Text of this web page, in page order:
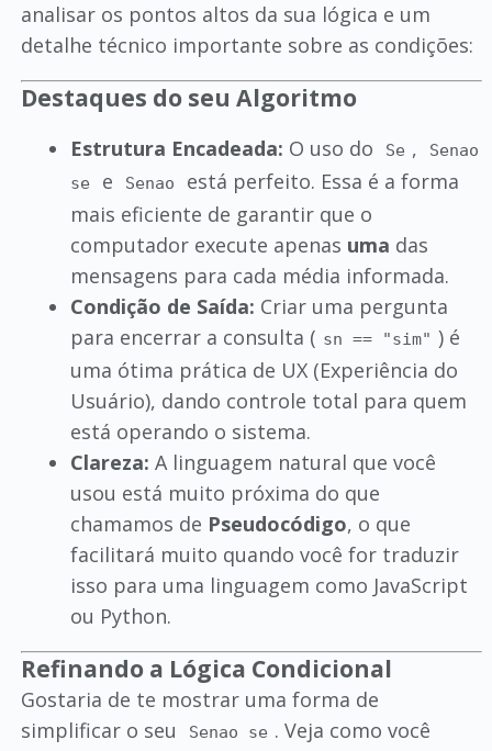
analisar os pontos altos da sua lógica e um
detalhe técnico importante sobre as condições:
Destaques do seu Algoritmo
Estrutura Encadeada: O uso do Se ,
Senao
se
e Senao
está perfeito. Essa é a forma
mais eficiente de garantir que o
computador execute apenas uma das
mensagens para cada média informada.
Condição de Saída: Criar uma pergunta
para encerrar a consulta ( sn == "sim" ) é
uma ótima prática de UX (Experiência do
Usuário), dando controle total para quem
está operando o sistema.
Clareza: A linguagem natural que você
usou está muito próxima do que
chamamos de Pseudocódigo, o que
facilitará muito quando você for traduzir
isso para uma linguagem como JavaScript
ou Python.
Refinando a Lógica Condicional
Gostaria de te mostrar uma forma de
simplificar o seu
Senao se . Veja como você